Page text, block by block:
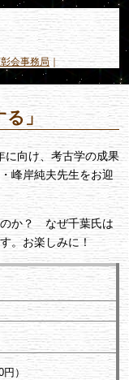
会事務局｜
」
向け、考古学の成果
峰岸純夫先生をお迎
か？ なぜ千葉氏は
。お楽しみに！
）